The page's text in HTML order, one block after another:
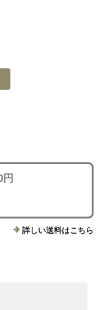
詳しい送料はこちら